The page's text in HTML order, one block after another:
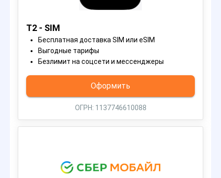
T2 - SIM
Бесплатная доставка SIM или eSIM
Выгодные тарифы
Безлимит на соцсети и мессенджеры
Оформить
ОГРН: 1137746610088